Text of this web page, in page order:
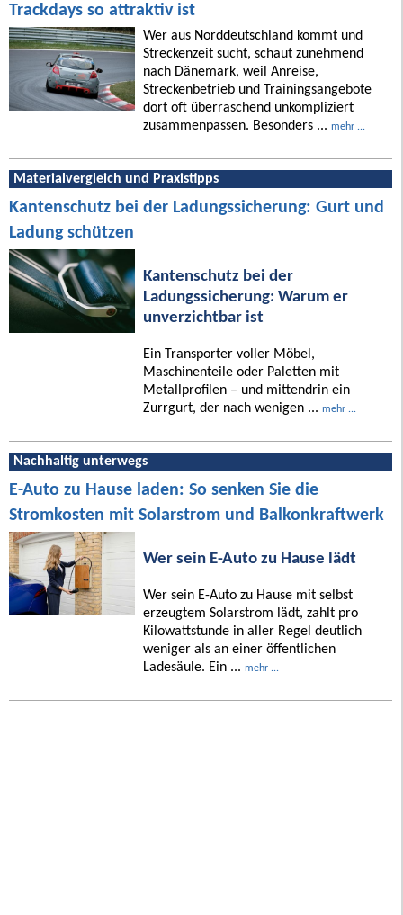
Trackdays so attraktiv ist
Wer aus Norddeutschland kommt und
Streckenzeit sucht, schaut zunehmend
nach Dänemark, weil Anreise,
Streckenbetrieb und Trainingsangebote
dort oft überraschend unkompliziert
zusammenpassen. Besonders ... mehr ...
Materialvergleich und Praxistipps
Kantenschutz bei der Ladungssicherung: Gurt und
Ladung schützen
Kantenschutz bei der
Ladungssicherung: Warum er
unverzichtbar ist
Ein Transporter voller Möbel,
Maschinenteile oder Paletten mit
Metallprofilen – und mittendrin ein
Zurrgurt, der nach wenigen ... mehr ...
Nachhaltig unterwegs
E-Auto zu Hause laden: So senken Sie die
Stromkosten mit Solarstrom und Balkonkraftwerk
Wer sein E-Auto zu Hause lädt
Wer sein E-Auto zu Hause mit selbst
erzeugtem Solarstrom lädt, zahlt pro
Kilowattstunde in aller Regel deutlich
weniger als an einer öffentlichen
Ladesäule. Ein ... mehr ...